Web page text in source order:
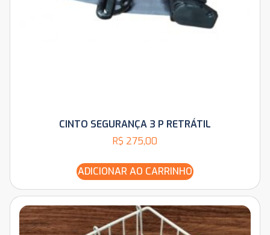
CINTO SEGURANÇA 3 P RETRÁTIL
R$ 275,00
ADICIONAR AO CARRINHO